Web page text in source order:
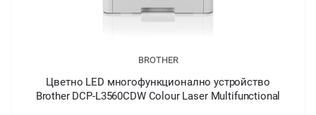
BROTHER
Цветно LED многофункционално устройство
Brother DCP-L3560CDW Colour Laser Multifunctional